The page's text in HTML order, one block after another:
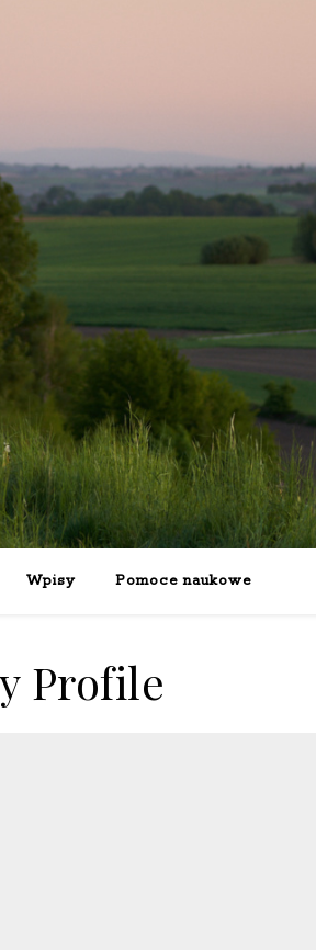
Wpisy Pomoce naukowe
Profile